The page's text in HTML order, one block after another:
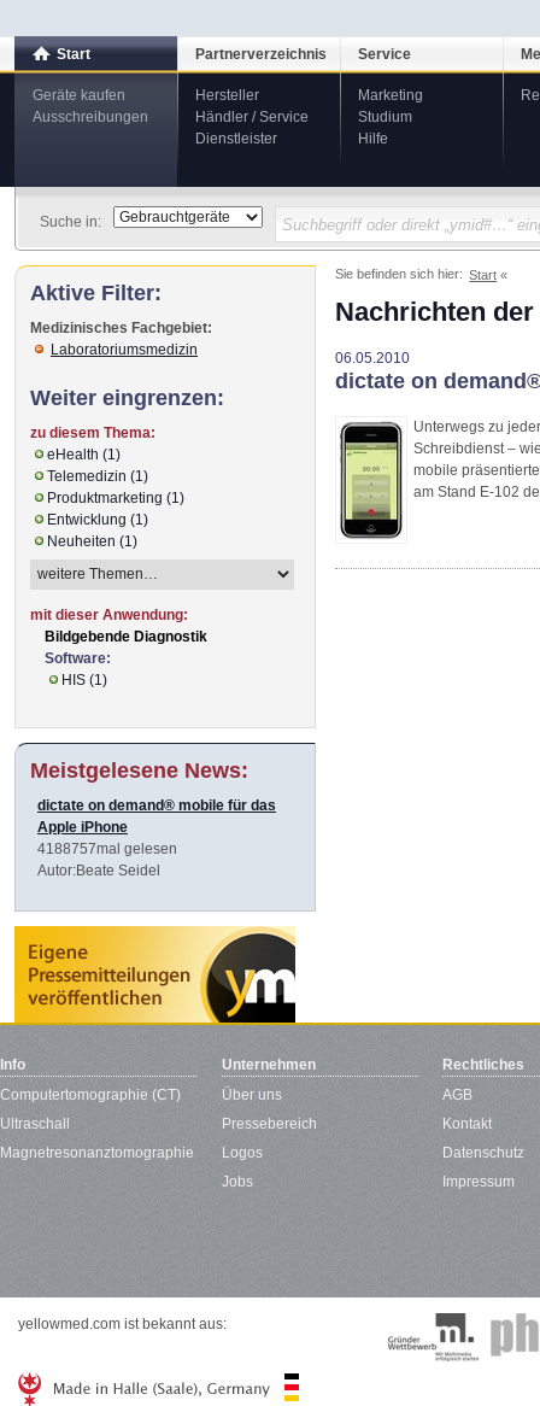
Start
Geräte kaufen
Ausschreibungen
Partnerverzeichnis
Hersteller
Händler / Service
Dienstleister
Service
Marketing
Studium
Hilfe
Suche in:
Sie befinden sich hier: Start
Nachrichten
06.05.2010
dictate on
Unterwegs zu
Schreibdienst –
mobile
am Stand E-102
Aktive Filter:
Medizinisches Fachgebiet:
Laboratoriumsmedizin
Weiter eingrenzen:
zu diesem Thema:
eHealth (1)
Telemedizin (1)
Produktmarketing (1)
Entwicklung (1)
Neuheiten (1)
mit dieser Anwendung:
Bildgebende Diagnostik
Software:
HIS (1)
Meistgelesene News:
dictate on demand® mobile für das
Apple iPhone
4188757mal gelesen
Autor:Beate Seidel
Info
Computertomographie (CT)
Ultraschall
Magnetresonanztomographie
Unternehmen
Über uns
Pressebereich
Logos
Jobs
Rechtliches
AGB
Kontakt
Datenschutz
Impressum
yellowmed.com ist bekannt aus: